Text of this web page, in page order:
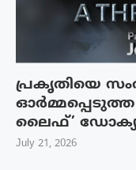
പ്രകൃതിയെ
ലൈഫ്’
July 21, 2026